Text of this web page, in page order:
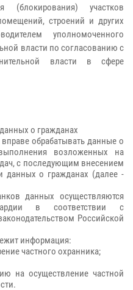
(блокирования) участков
строений и других
уполномоченного
власти по согласованию с
власти в сфере
о гражданах
обрабатывать данные о
возложенных на
с последующим внесением
данных о гражданах (далее -
данных осуществляются
в соответствии с
Российской
информация:
частного охранника;
на осуществление частной